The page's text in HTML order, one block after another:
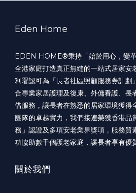
Eden Home
EDEN HOME®️秉持「始於用心，變
全港家庭打造真正無縫的一站式居家安
利署認可為「長者社區照顧服務券計劃
合專業家居護理及復康、外傭看護、長
借服務，讓長者在熟悉的居家環境獲得
團隊的卓越實力，我們接連榮獲香港品
務」認證及多項安老業界獎項，服務質
功協助數千個護老家庭，讓長者享有優
關於我們